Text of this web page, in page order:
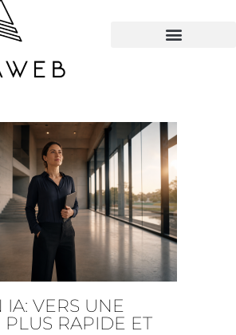
IA: VERS UNE
RAPIDE ET